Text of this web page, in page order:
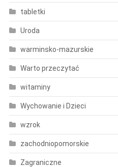
tabletki
Uroda
warminsko-mazurskie
Warto przeczytać
witaminy
Wychowanie i Dzieci
wzrok
zachodniopomorskie
Zagraniczne